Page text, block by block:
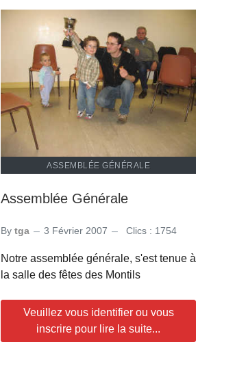
ASSEMBLÉE GÉNÉRALE
Assemblée Générale
By tga 3 Février 2007 Clics : 1754
Notre assemblée générale, s'est tenue à
la salle des fêtes des Montils
Veuillez vous identifier ou vous
inscrire pour lire la suite...